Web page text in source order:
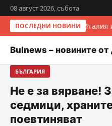
08 август 2026, събота
ПОСЛЕДНИ НОВИНИ
Bulnews – новините от
БЪЛГАРИЯ
Не е за вярване!
седмици,
поевтиняват